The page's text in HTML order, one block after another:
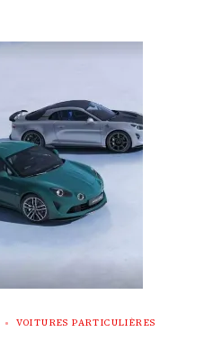
VOITURES PARTICULIÈRES